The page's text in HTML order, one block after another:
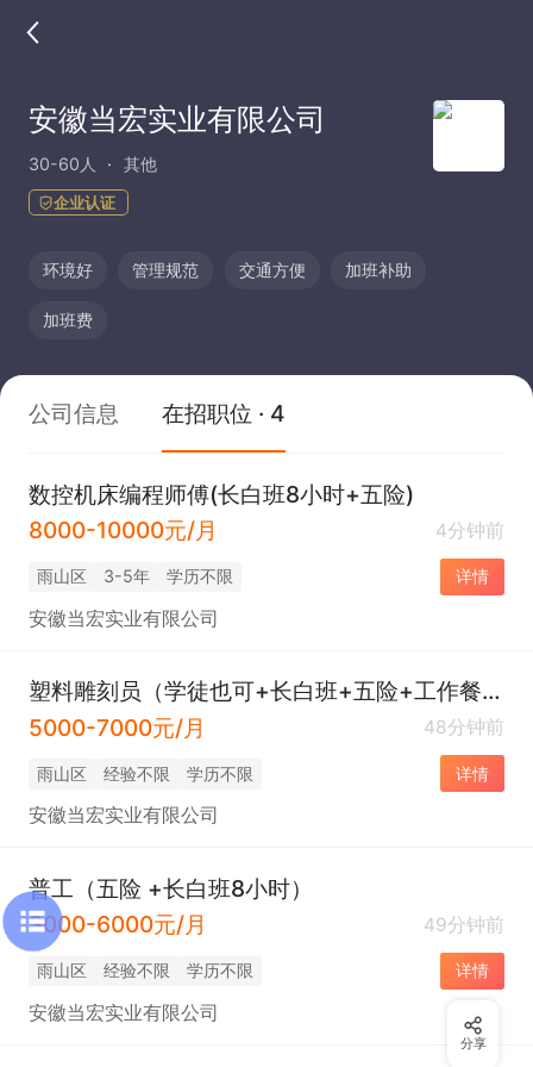
安徽当宏实业有限公司
30-60人 其他
企业认证
环境好 管理规范 交通方便 加班补助
加班费
公司信息 在招职位 · 4
数控机床编程师傅(长白班8小时+五险)
8000-10000元/月
4分钟前
雨山区 3-5年 学历不限 详情
安徽当宏实业有限公司
塑料雕刻员（学徒也可+长白班+五险+工作餐+住宿）
5000-7000元/月
48分钟前
雨山区 经验不限 学历不限 详情
安徽当宏实业有限公司
普工（五险 +长白班8小时）
3000-6000元/月
49分钟前
雨山区 经验不限 学历不限 详情
安徽当宏实业有限公司
分享